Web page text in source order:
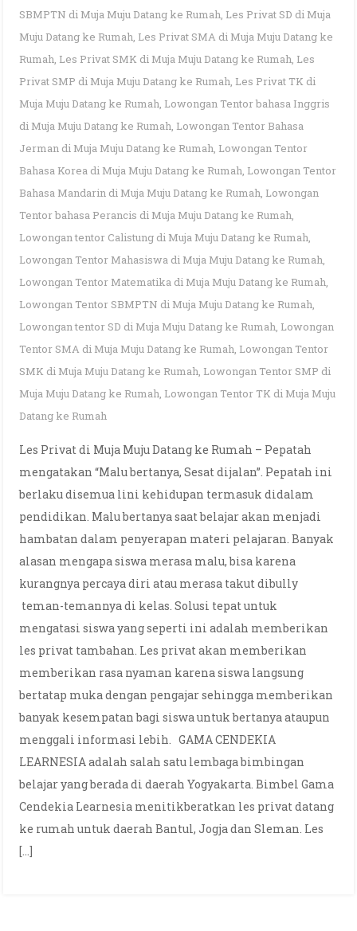
SBMPTN di Muja Muju Datang ke Rumah, Les Privat SD di Muja
Muju Datang ke Rumah, Les Privat SMA di Muja Muju Datang ke
Rumah, Les Privat SMK di Muja Muju Datang ke Rumah, Les
Privat SMP di Muja Muju Datang ke Rumah, Les Privat TK di
Muja Muju Datang ke Rumah, Lowongan Tentor bahasa Inggris
di Muja Muju Datang ke Rumah, Lowongan Tentor Bahasa
Jerman di Muja Muju Datang ke Rumah, Lowongan Tentor
Bahasa Korea di Muja Muju Datang ke Rumah, Lowongan Tentor
Bahasa Mandarin di Muja Muju Datang ke Rumah, Lowongan
Tentor bahasa Perancis di Muja Muju Datang ke Rumah,
Lowongan tentor Calistung di Muja Muju Datang ke Rumah,
Lowongan Tentor Mahasiswa di Muja Muju Datang ke Rumah,
Lowongan Tentor Matematika di Muja Muju Datang ke Rumah,
Lowongan Tentor SBMPTN di Muja Muju Datang ke Rumah,
Lowongan tentor SD di Muja Muju Datang ke Rumah, Lowongan
Tentor SMA di Muja Muju Datang ke Rumah, Lowongan Tentor
SMK di Muja Muju Datang ke Rumah, Lowongan Tentor SMP di
Muja Muju Datang ke Rumah, Lowongan Tentor TK di Muja Muju
Datang ke Rumah
Les Privat di Muja Muju Datang ke Rumah – Pepatah
mengatakan “Malu bertanya, Sesat dijalan”. Pepatah ini
berlaku disemua lini kehidupan termasuk didalam
pendidikan. Malu bertanya saat belajar akan menjadi
hambatan dalam penyerapan materi pelajaran. Banyak
alasan mengapa siswa merasa malu, bisa karena
kurangnya percaya diri atau merasa takut dibully
teman-temannya di kelas. Solusi tepat untuk
mengatasi siswa yang seperti ini adalah memberikan
les privat tambahan. Les privat akan memberikan
memberikan rasa nyaman karena siswa langsung
bertatap muka dengan pengajar sehingga memberikan
banyak kesempatan bagi siswa untuk bertanya ataupun
menggali informasi lebih. GAMA CENDEKIA
LEARNESIA adalah salah satu lembaga bimbingan
belajar yang berada di daerah Yogyakarta. Bimbel Gama
Cendekia Learnesia menitikberatkan les privat datang
ke rumah untuk daerah Bantul, Jogja dan Sleman. Les
[…]